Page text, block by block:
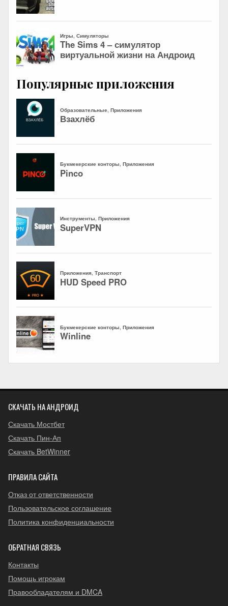
Популярные приложения
СКАЧАТЬ НА АНДРОИД
Скачать Мостбет
Скачать Пин-Ап
Скачать BetWinner
ПРАВИЛА САЙТА
Отказ от ответственности
Пользовательское соглашение
Политика конфиденциальности
ОБРАТНАЯ СВЯЗЬ
Контакты
Помощь игрокам
Правообладателям и DMCA